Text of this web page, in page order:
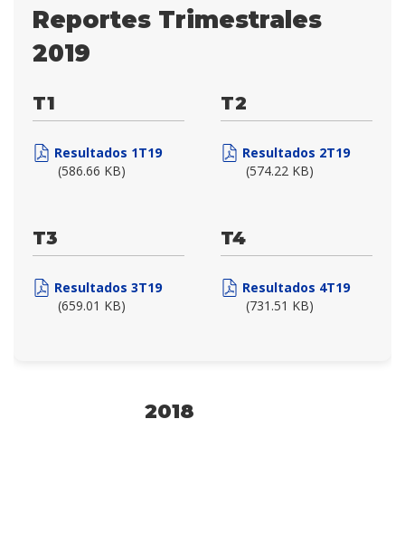
Reportes Trimestrales
2019
T1
Resultados 1T19
(586.66 KB)
T2
Resultados 2T19
(574.22 KB)
T3
Resultados 3T19
(659.01 KB)
T4
Resultados 4T19
(731.51 KB)
2018